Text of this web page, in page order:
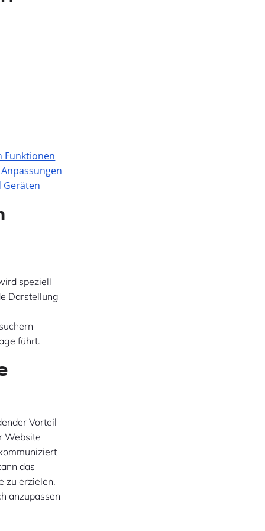
Funktionen
speziell
Darstellung
führt.
Vorteil
Website
das
zu erzielen.
anzupassen